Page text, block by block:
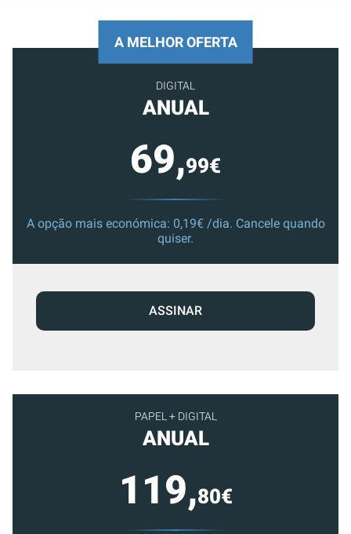
PAPEL + DIGITAL
ANUAL
119,80€
A MELHOR OFERTA
DIGITAL
ANUAL
69,99€
A opção mais económica: 0,19€ /dia. Cancele quando
quiser.
ASSINAR